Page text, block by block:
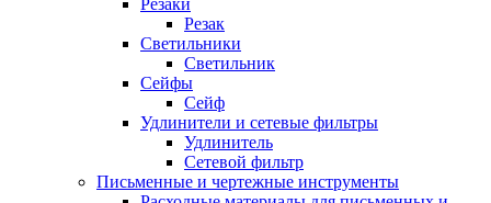
Резаки
Резак
Светильники
Светильник
Сейфы
Сейф
Удлинители и сетевые фильтры
Удлинитель
Сетевой фильтр
Письменные и чертежные инструменты